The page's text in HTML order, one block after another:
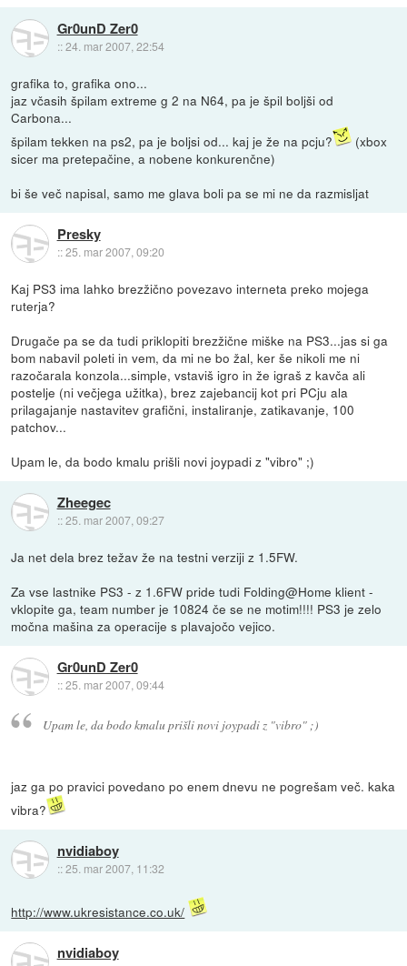
Gr0unD Zer0
::24. mar 2007, 22:54
grafika to, grafika ono...
jaz včasih špilam extreme g 2 na N64, pa je špil boljši od
Carbona...
špilam tekken na ps2, pa je boljsi od... kaj je že na pcju?
(xbox
sicer ma pretepačine, a nobene konkurenčne)
bi še več napisal, samo me glava boli pa se mi ne da razmisljat
Presky
::25. mar 2007, 09:20
Kaj PS3 ima lahko brezžično povezavo interneta preko mojega
ruterja?
Drugače pa se da tudi priklopiti brezžične miške na PS3...jas si ga
bom nabavil poleti in vem, da mi ne bo žal, ker še nikoli me ni
razočarala konzola...simple, vstaviš igro in že igraš z kavča ali
postelje (ni večjega užitka), brez zajebancij kot pri PCju ala
prilagajanje nastavitev grafični, instaliranje, zatikavanje, 100
patchov...
Upam le, da bodo kmalu prišli novi joypadi z "vibro" ;)
Zheegec
::25. mar 2007, 09:27
Ja net dela brez težav že na testni verziji z 1.5FW.
Za vse lastnike PS3 - z 1.6FW pride tudi Folding@Home klient -
vklopite ga, team number je 10824 če se ne motim!!!! PS3 je zelo
močna mašina za operacije s plavajočo vejico.
Gr0unD Zer0
::25. mar 2007, 09:44
Upam le, da bodo kmalu prišli novi joypadi z "vibro" ;)
jaz ga po pravici povedano po enem dnevu ne pogrešam več. kaka
vibra?
nvidiaboy
::25. mar 2007, 11:32
http://www.ukresistance.co.uk/
nvidiaboy